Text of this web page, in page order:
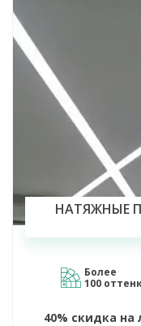
НАТЯЖНЫЕ
Более
100
40% скидка